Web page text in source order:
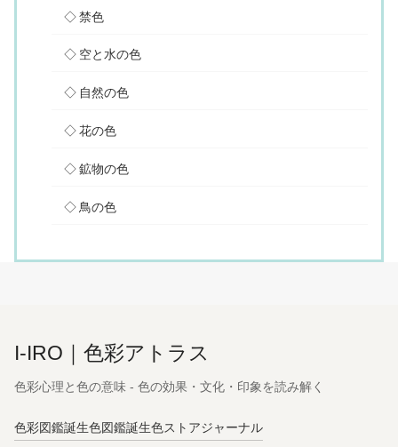
禁色
空と水の色
自然の色
花の色
鉱物の色
鳥の色
I-IRO｜色彩アトラス
色彩心理と色の意味 - 色の効果・文化・印象を読み解く
色彩図鑑誕生色図鑑誕生色ストアジャーナル